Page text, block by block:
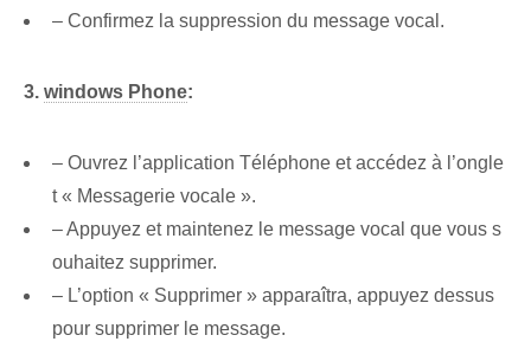
– Confirmez la suppression du message vocal.
3. windows Phone:
– Ouvrez l’application Téléphone et accédez à l’ongle
t « Messagerie vocale ».
– Appuyez et maintenez le message vocal que vous s
ouhaitez supprimer.
– L’option « Supprimer » apparaîtra, appuyez dessus
pour supprimer le message.